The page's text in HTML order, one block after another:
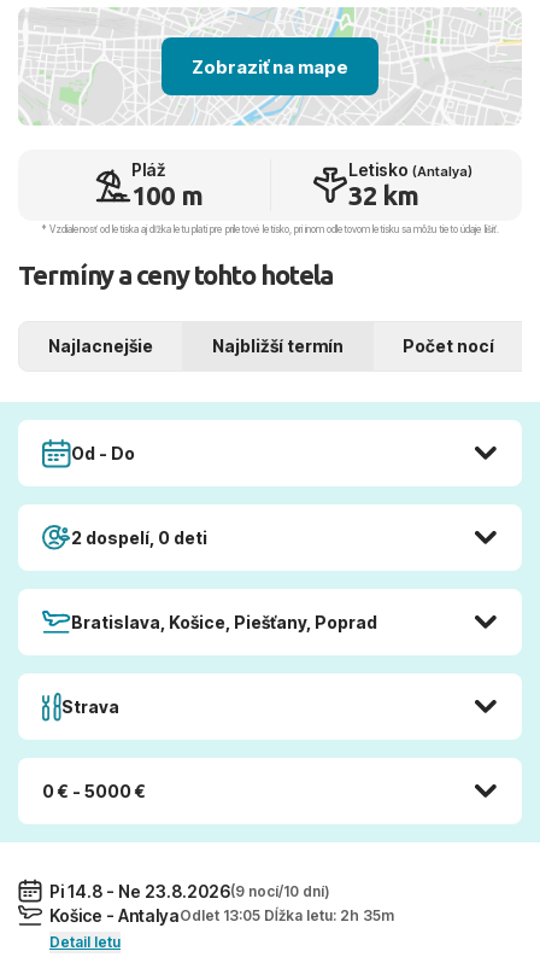
Zobraziť na mape
Pláž
100 m
Letisko (Antalya)
32 km
* Vzdialenosť od letiska aj dľžka letu platí pre príletové letisko, pri inom odletovom letisku sa môžu tieto údaje líšiť.
Termíny a ceny tohto hotela
Najlacnejšie Najbližší termín Počet nocí
Od - Do
2 dospelí, 0 deti
Bratislava, Košice, Piešťany, Poprad
Strava
0 € - 5000 €
Pi 14.8 - Ne 23.8.2026(9 nocí/10 dní)
Košice - AntalyaOdlet 13:05 Dĺžka letu: 2h 35m
Detail letu